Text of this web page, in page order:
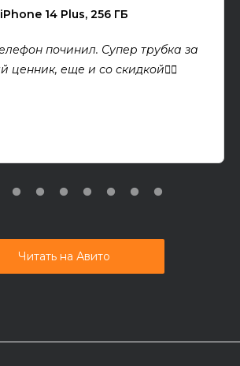
iPhone 14 Plus, 256 ГБ
починил. Супер трубка за
ценник, еще и со скидкой👍🏻
Читать на Авито